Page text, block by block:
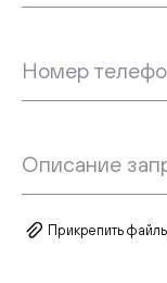
Номер
Описание
Прикрепить